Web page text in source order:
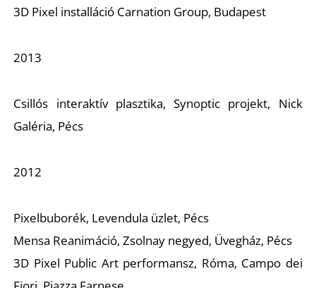
3D Pixel installáció Carnation Group, Budapest
2013
Csillós interaktív plasztika, Synoptic projekt, Nick
Galéria, Pécs
2012
Pixelbuborék, Levendula üzlet, Pécs
Mensa Reanimáció, Zsolnay negyed, Üvegház, Pécs
3D Pixel Public Art performansz, Róma, Campo dei